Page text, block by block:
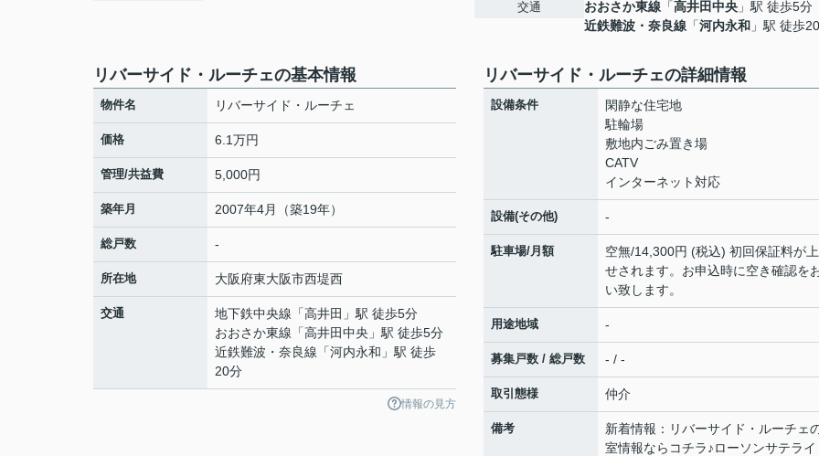
交通
おおさか東線 「高井田中央 」駅 徒歩5分
近鉄難波・奈良線 「河内永和 」駅 徒歩
リバーサイド・ルーチェの基本情報
物件名 リバーサイド・ルーチェ
価格 6.1万円
管理/共益費 5,000円
築年月 2007年4月（築19年）
総戸数 -
所在地 大阪府東大阪市西堤西
交通 地下鉄中央線 「高井田 」駅 徒歩5分
おおさか東線 「高井田中央 」駅 徒歩5分
近鉄難波・奈良線 「河内永和 」駅 徒歩
20分
情報の見方
リバーサイド・ルーチェの詳細情報
設備条件
閑静な住宅地
駐輪場
敷地内ごみ置き場
CATV
インターネット対応
設備(その他) -
駐車場/月額
空無/14,300円 (税込) 初回保証料が
せされます。お申込時に空き確認を
い致します。
用途地域 -
募集戸数 / 総戸数 - / -
取引態様 仲介
備考
新着情報：リバーサイド・ルーチェ
室情報ならコチラ♪ローソンサテライ